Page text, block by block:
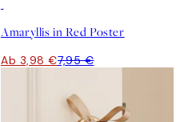
Amaryllis in Red Poster
Ab 3,98 €7,95 €